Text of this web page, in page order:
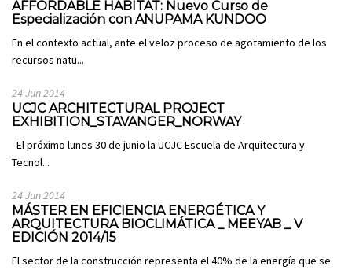
AFFORDABLE HABITAT: Nuevo Curso de
Especialización con ANUPAMA KUNDOO
En el contexto actual, ante el veloz proceso de agotamiento de los
recursos natu...
24 Jun 2014
UCJC ARCHITECTURAL PROJECT
EXHIBITION_STAVANGER_NORWAY
El próximo lunes 30 de junio la UCJC Escuela de Arquitectura y
Tecnol...
24 Jun 2014
MÁSTER EN EFICIENCIA ENERGÉTICA Y
ARQUITECTURA BIOCLIMÁTICA _ MEEYAB _ V
EDICIÓN 2014/15
El sector de la construcción representa el 40% de la energía que se